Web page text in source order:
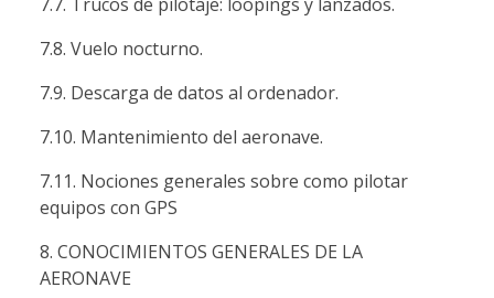
7.8. Vuelo nocturno.
7.9. Descarga de datos al ordenador.
7.10. Mantenimiento del aeronave.
7.11. Nociones generales sobre como pilotar
equipos con GPS
8. CONOCIMIENTOS GENERALES DE LA
AERONAVE